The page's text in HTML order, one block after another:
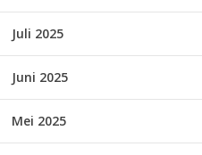
Juli 2025
Juni 2025
Mei 2025